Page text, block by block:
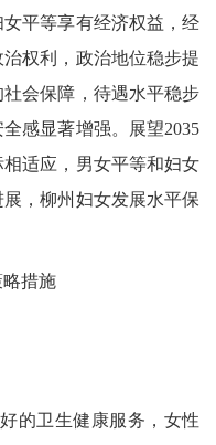
平等享有经济权益，经
权利，政治地位稳步提
会保障，待遇水平稳步
感显著增强。展望2035
适应，男女平等和妇女
，柳州妇女发展水平保
措施
的卫生健康服务，女性